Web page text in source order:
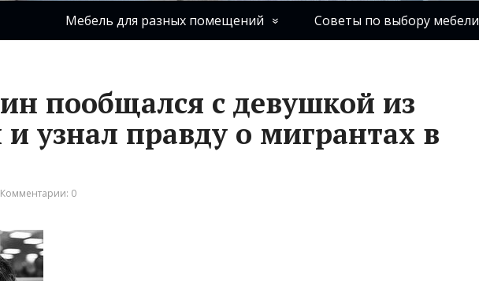
Мебель для разных помещений Советы по выбору мебели
пообщался с девушкой из
узнал правду о мигрантах в
Комментарии: 0